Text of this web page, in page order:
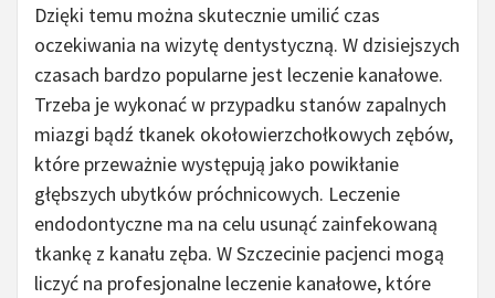
Dzięki temu można skutecznie umilić czas
oczekiwania na wizytę dentystyczną. W dzisiejszych
czasach bardzo popularne jest leczenie kanałowe.
Trzeba je wykonać w przypadku stanów zapalnych
miazgi bądź tkanek okołowierzchołkowych zębów,
które przeważnie występują jako powikłanie
głębszych ubytków próchnicowych. Leczenie
endodontyczne ma na celu usunąć zainfekowaną
tkankę z kanału zęba. W Szczecinie pacjenci mogą
liczyć na profesjonalne leczenie kanałowe, które